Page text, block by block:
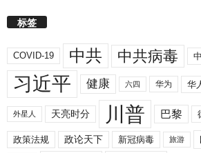
标签
COVID-19 中共 中共病毒
习近平 健康 六四 华为 华
外星人 天亮时分 川普 巴黎
政策法规 政论天下 新冠病毒 旅游